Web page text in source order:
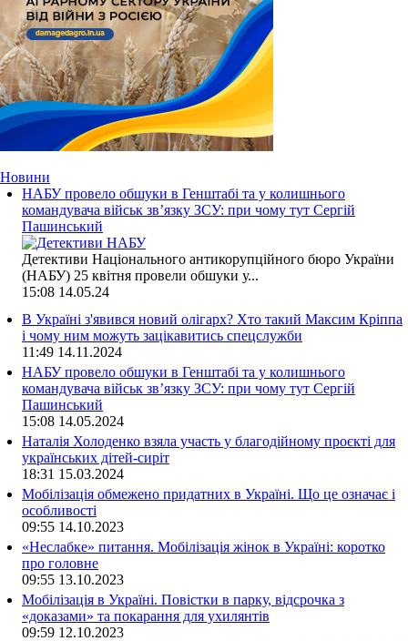
Новини
НАБУ провело обшуки в Генштабі та у колишнього
командувача військ зв’язку ЗСУ: при чому тут Сергій
Пашинський
Детективи Національного антикорупційного бюро України
(НАБУ) 25 квітня провели обшуки у...
15:08 14.05.24
В Україні з'явився новий олігарх? Хто такий Максим Кріппа
і чому ним можуть зацікавитись спецслужби
11:49 14.11.2024
НАБУ провело обшуки в Генштабі та у колишнього
командувача військ зв’язку ЗСУ: при чому тут Сергій
Пашинський
15:08 14.05.2024
Наталія Холоденко взяла участь у благодійному проєкті для
українських дітей-сиріт
18:31 15.03.2024
Мобілізація обмежено придатних в Україні. Що це означає і
особливості
09:55 14.10.2023
«Неслабке» питання. Мобілізація жінок в Україні: коротко
про головне
09:55 13.10.2023
Мобілізація в Україні. Повістки в парку, відсрочка з
«доказами» та покарання для ухилянтів
09:59 12.10.2023